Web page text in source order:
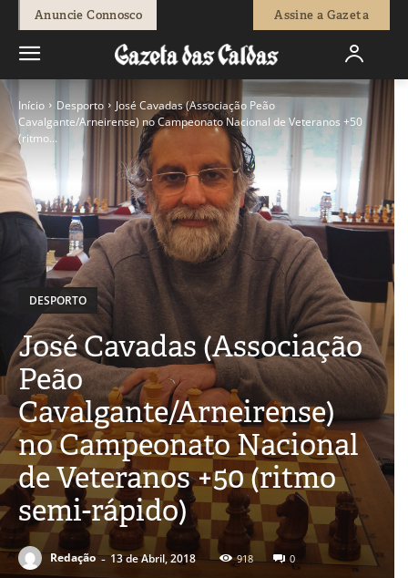
Anuncie Connosco Assine a Gazeta
Início Desporto
José Cavadas (Associação Peão
Cavalgante/Arneirense) no Campeonato Nacional de Veteranos +50
(ritmo...
DESPORTO
José Cavadas (Associação
Peão
Cavalgante/Arneirense)
no Campeonato Nacional
de Veteranos +50 (ritmo
semi-rápido)
Redação - 13 de Abril, 2018 918 0